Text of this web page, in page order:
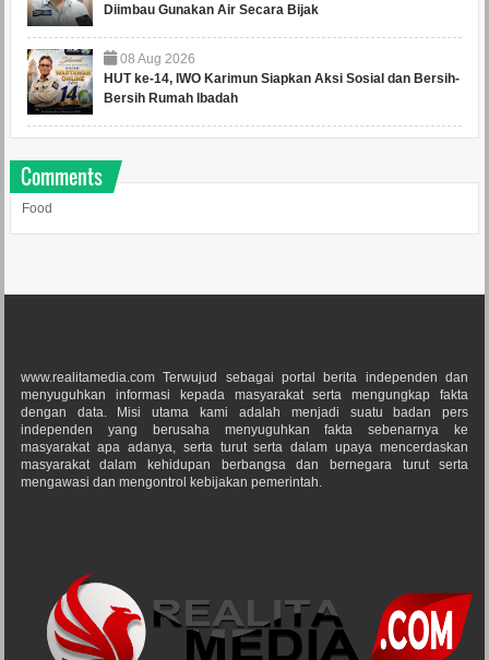
Diimbau Gunakan Air Secara Bijak
08 Aug 2026
HUT ke-14, IWO Karimun Siapkan Aksi Sosial dan Bersih-
Bersih Rumah Ibadah
Comments
Food
www.realitamedia.com Terwujud sebagai portal berita independen dan
menyuguhkan informasi kepada masyarakat serta mengungkap fakta
dengan data. Misi utama kami adalah menjadi suatu badan pers
independen yang berusaha menyuguhkan fakta sebenarnya ke
masyarakat apa adanya, serta turut serta dalam upaya mencerdaskan
masyarakat dalam kehidupan berbangsa dan bernegara turut serta
mengawasi dan mengontrol kebijakan pemerintah.